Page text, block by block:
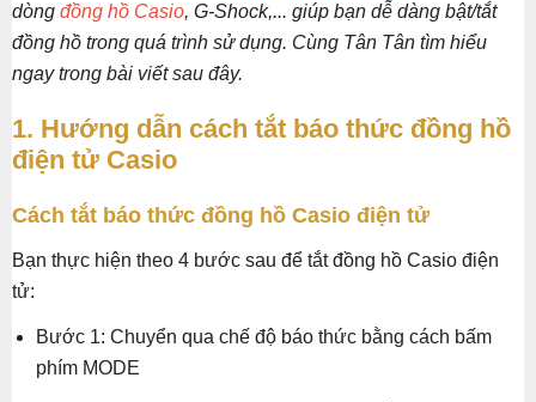
dòng đồng hồ Casio, G-Shock,... giúp bạn dễ dàng bật/tắt
đồng hồ trong quá trình sử dụng. Cùng Tân Tân tìm hiểu
ngay trong bài viết sau đây.
1. Hướng dẫn cách tắt báo thức đồng hồ
điện tử Casio
Cách tắt báo thức đồng hồ Casio điện tử
Bạn thực hiện theo 4 bước sau để tắt đồng hồ Casio điện
tử:
Bước 1: Chuyển qua chế độ báo thức bằng cách bấm
phím MODE